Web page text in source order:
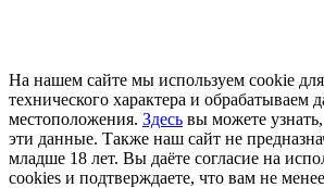
На нашем сайте мы используем cookie
технического характера и обрабатываем
местоположения. Здесь вы можете
эти данные. Также наш сайт не
младше 18 лет. Вы даёте согласие на
cookies и подтверждаете, что вам не